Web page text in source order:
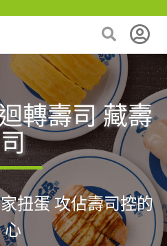
轉壽司 藏壽
司
扭蛋 攻佔壽司控的
心